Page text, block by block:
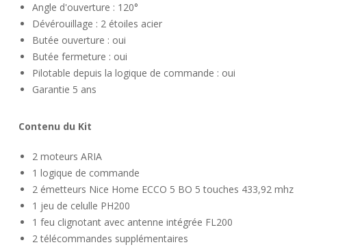
Angle d'ouverture : 120°
Dévérouillage : 2 étoiles acier
Butée ouverture : oui
Butée fermeture : oui
Pilotable depuis la logique de commande : oui
Garantie 5 ans
Contenu du Kit
2 moteurs ARIA
1 logique de commande
2 émetteurs Nice Home ECCO 5 BO 5 touches 433,92 mhz
1 jeu de celulle PH200
1 feu clignotant avec antenne intégrée FL200
2 télécommandes supplémentaires